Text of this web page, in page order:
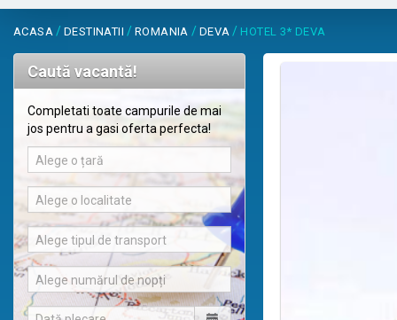
ACASA / DESTINATII / ROMANIA / DEVA / HOTEL 3* DEVA
Caută vacantă!
Completati toate campurile de mai
jos pentru a gasi oferta perfecta!
Alege o țară
Alege o localitate
Alege tipul de transport
Alege numărul de nopți